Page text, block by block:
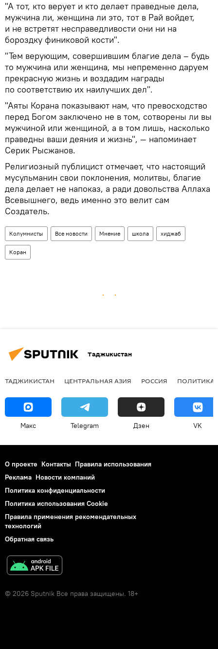
"А тот, кто верует и кто делает праведные дела,
мужчина ли, женщина ли это, тот в Рай войдет,
и не встретят несправедливости они ни на
бороздку финиковой кости".
"Тем верующим, совершившим благие дела – будь
то мужчина или женщина, мы непременно даруем
прекрасную жизнь и воздадим награды
по соответствию их наилучших дел".
"Аяты Корана показывают нам, что превосходство
перед Богом заключено не в том, сотворены ли вы
мужчиной или женщиной, а в том лишь, насколько
праведны ваши деяния и жизнь", — напоминает
Серик Рысжанов.
Религиозный публицист отмечает, что настоящий
мусульманин свои поклонения, молитвы, благие
дела делает не напоказ, а ради довольства Аллаха
Всевышнего, ведь именно это велит сам
Создатель.
Колумнисты Все новости Мнение школа хиджаб
Коран
Таджикистан
ТАДЖИКИСТАН ЦЕНТРАЛЬНАЯ АЗИЯ РОССИЯ ПОЛИТИКА
Макс Telegram Дзен VK
О проекте Контакты Правила использования
Реклама Новости компаний
Политика конфиденциальности
Политика использования Cookie
Правила применения рекомендательных
технологий
Обратная связь
© 2026 Sputnik Все права защищены. 18+